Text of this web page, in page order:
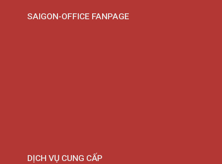
SAIGON-OFFICE FANPAGE
DỊCH VỤ CUNG CẤP